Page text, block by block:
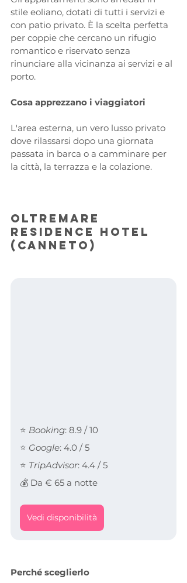
stile eoliano, dotati di tutti i servizi e
con patio privato. È la scelta perfetta
per coppie che cercano un rifugio
romantico e riservato senza
rinunciare alla vicinanza ai servizi e al
porto.
Cosa apprezzano i viaggiatori
L'area esterna, un vero lusso privato
dove rilassarsi dopo una giornata
passata in barca o a camminare per
la città, la terrazza e la colazione.
Oltremare
Residence Hotel
(Canneto)
⭐ Booking: 8.9 / 10
⭐ Google: 4.0 / 5
⭐ TripAdvisor: 4.4 / 5
💰 Da € 65 a notte
Vedi disponibilità
Perché sceglierlo